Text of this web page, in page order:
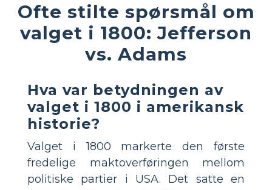
Ofte stilte spørsmål om
valget i 1800: Jefferson
vs. Adams
Hva var betydningen av
valget i 1800 i amerikansk
historie?
Valget i 1800 markerte den første
fredelige maktoverføringen mellom
politiske partier i USA. Det satte en